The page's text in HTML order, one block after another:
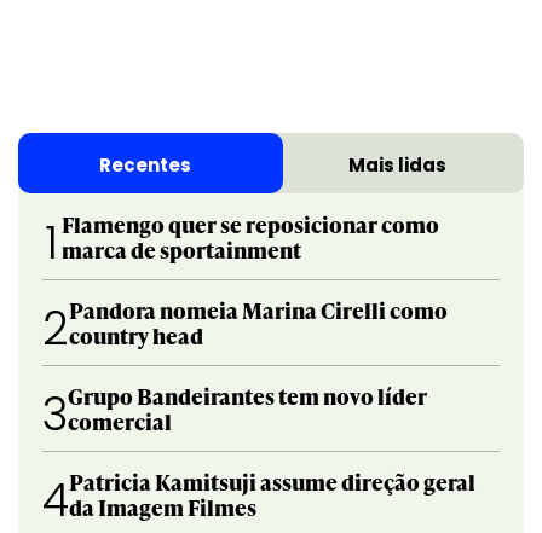
Recentes Mais lidas
1 Flamengo quer se reposicionar como
marca de sportainment
2Pandora nomeia Marina Cirelli como
country head
3Grupo Bandeirantes tem novo líder
comercial
4Patricia Kamitsuji assume direção geral
da Imagem Filmes